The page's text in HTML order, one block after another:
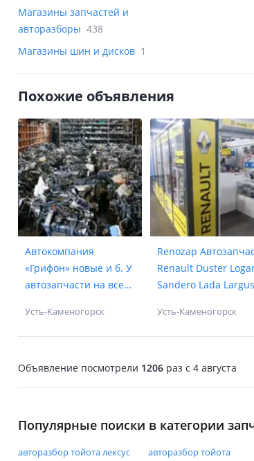
Магазины запчастей и
авторазборы 438
Магазины шин и дисков 1
Похожие объявления
Автокомпания
«Грифон» новые и б. У
автозапчасти на все
Усть-Каменогорск
Renozap
Renault Duster
Sandero Lada Largus
Усть-Каменогорск
Объявление посмотрели 1206 раз c 4 августа
Популярные поиски в категории
авторазбор тойота лексус авторазбор тойота